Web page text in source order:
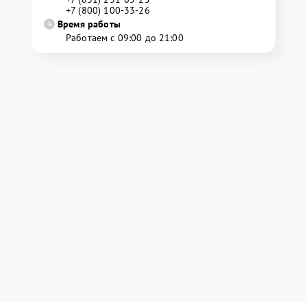
+7 (800) 100-33-26
Время работы
Работаем с 09:00 до 21:00